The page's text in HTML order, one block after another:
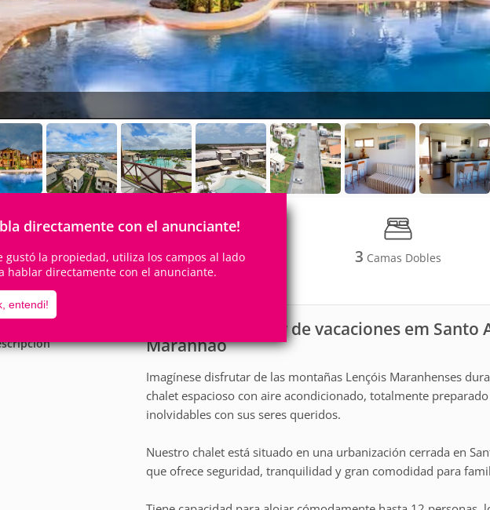
directamente con el anunciante!
gustó la propiedad, utiliza los campos al lado
hablar directamente con el anunciante.
entendi!
12Personas 3Cuartos
3
3 Camas Dobles
Casa para alquiler de vacaciones em Santo
Maranhão
Imagínese disfrutar de las montañas Lençóis Maranhenses
chalet espacioso con aire acondicionado, totalmente
inolvidables con sus seres queridos.
Nuestro chalet está situado en una urbanización cerrada en
que ofrece seguridad, tranquilidad y gran comodidad para